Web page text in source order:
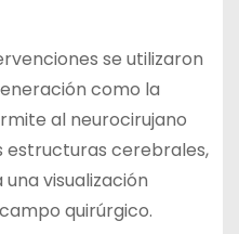
se utilizaron
como la
al neurocirujano
estructuras cerebrales,
visualización
quirúrgico.